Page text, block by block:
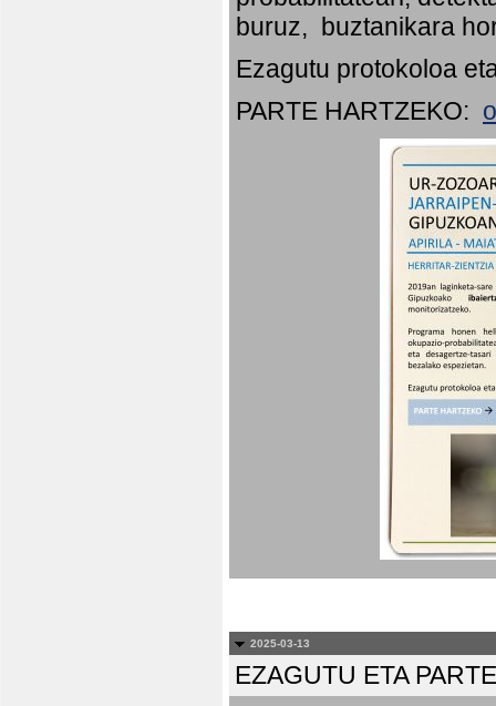
buruz, buztanikara
Ezagutu protokoloa
PARTE HARTZEKO:
2025-03-13
EZAGUTU ETA